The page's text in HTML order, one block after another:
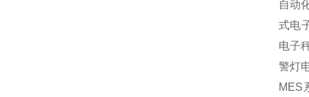
自动
式电
电子
警灯
MES